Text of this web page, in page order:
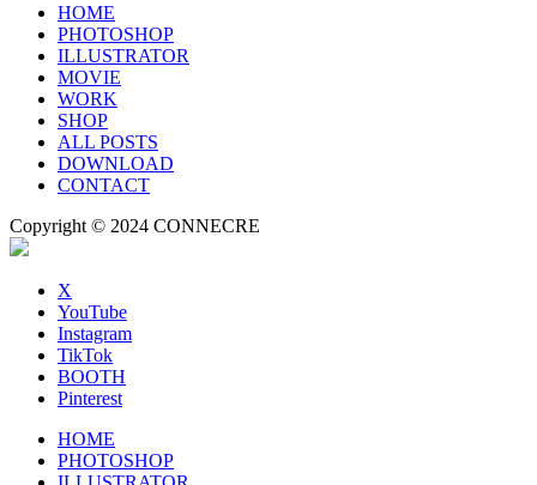
HOME
PHOTOSHOP
ILLUSTRATOR
MOVIE
WORK
SHOP
ALL POSTS
DOWNLOAD
CONTACT
Copyright © 2024 CONNECRE
X
YouTube
Instagram
TikTok
BOOTH
Pinterest
HOME
PHOTOSHOP